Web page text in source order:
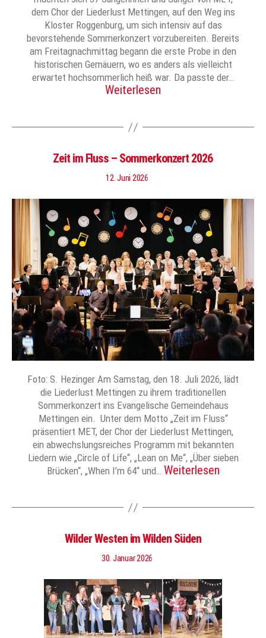
dem Chor der Liederlust Mettingen, auf den Weg ins
Kloster Roggenburg, um sich intensiv auf das
bevorstehende Sommerkonzert vorzubereiten. Bereits
am Freitagnachmittag begann die erste Probe in den
historischen Gemäuern, wo es anders als vielleicht
erwartet hochsommerlich heiß war. Da passte der…
Weiterlesen
Zeit im Fluss – Sommerkonzert 2026
12. Juni 2026
Foto: S. Hezinger Am Samstag, den 18. Juli 2026, lädt
die Liederlust Mettingen zu ihrem traditionellen
Sommerkonzert ins Evangelische Gemeindehaus
Mettingen ein. Unter dem Motto „Zeit im Fluss“
präsentiert MET, der Chor der Liederlust Mettingen,
ein abwechslungsreiches Programm mit bekannten
Liedern wie „Circle of Life“, „Lean on Me“, „Über sieben
Brücken“, „When I’m 64“ und… Weiterlesen
Wilder Westen im Wilden Süden
30. Januar 2026